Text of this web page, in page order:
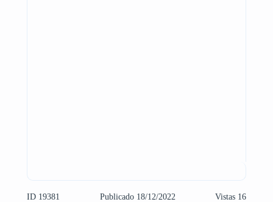
ID 19381 Publicado 18/12/2022 Vistas 16